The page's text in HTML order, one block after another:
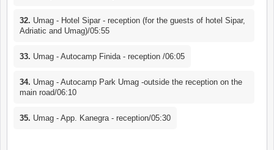
32. Umag - Hotel Sipar - reception (for the guests of hotel Sipar,
Adriatic and Umag)/05:55
33. Umag - Autocamp Finida - reception /06:05
34. Umag - Autocamp Park Umag -outside the reception on the
main road/06:10
35. Umag - App. Kanegra - reception/05:30